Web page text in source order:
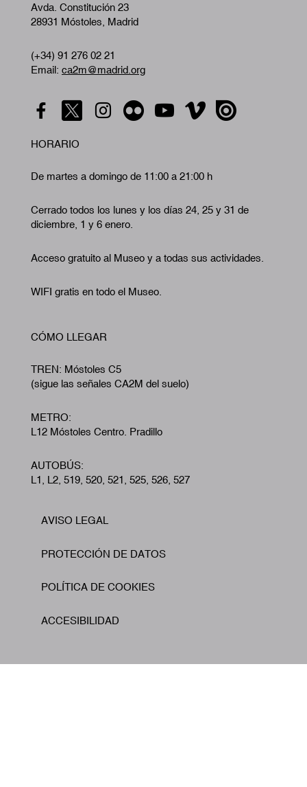
Avda. Constitución 23
28931 Móstoles, Madrid
(+34) 91 276 02 21
Email: ca2m@madrid.org
HORARIO
De martes a domingo de 11:00 a 21:00 h
Cerrado todos los lunes y los días 24, 25 y 31 de
diciembre, 1 y 6 enero.
Acceso gratuito al Museo y a todas sus actividades.
WIFI gratis en todo el Museo.
CÓMO LLEGAR
TREN: Móstoles C5
(sigue las señales CA2M del suelo)
METRO:
L12 Móstoles Centro. Pradillo
AUTOBÚS:
L1, L2, 519, 520, 521, 525, 526, 527
Footer
AVISO LEGAL
PROTECCIÓN DE DATOS
POLÍTICA DE COOKIES
ACCESIBILIDAD